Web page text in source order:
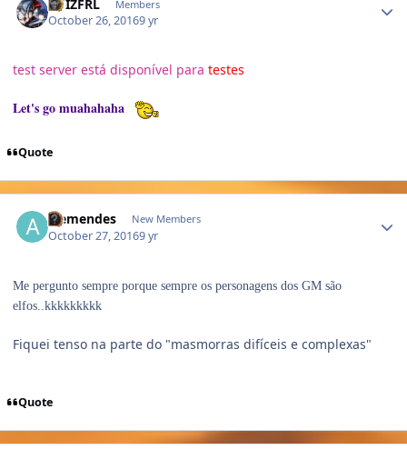
LUIZFRL Members
October 26, 20169 yr
test server está disponível para testes
Let's go muahahaha
Quote
alemendes New Members
October 27, 20169 yr
Me pergunto sempre porque sempre os personagens dos GM são
elfos..kkkkkkkkk
Fiquei tenso na parte do "masmorras difíceis e complexas"
Quote